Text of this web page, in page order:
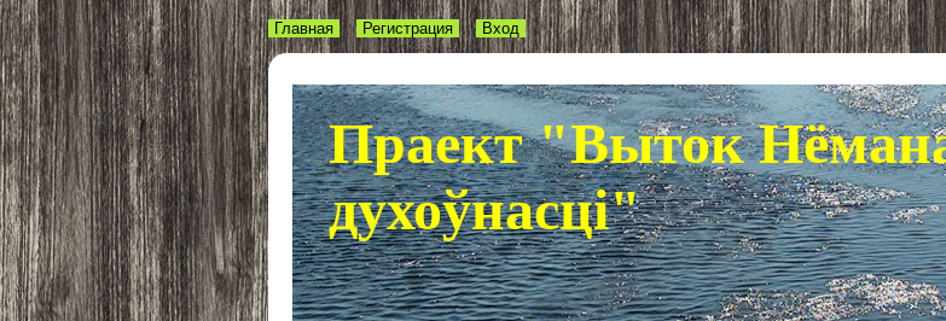
Праект "Выток
духоўнасці"
Главная Регистрация Вход